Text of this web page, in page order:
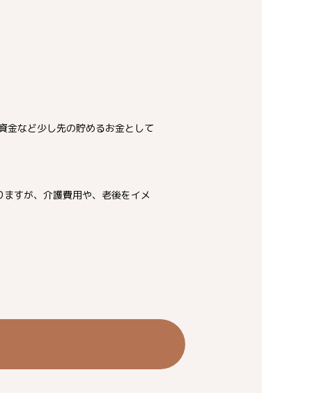
金など少し先の貯めるお金として
すが、介護費用や、老後をイメ